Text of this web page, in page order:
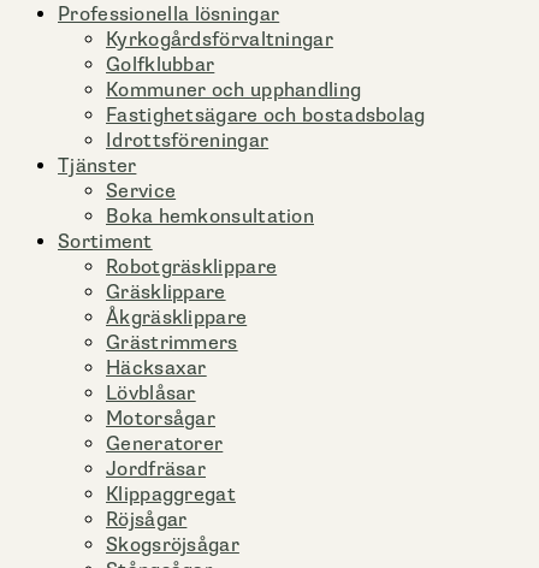
Professionella lösningar
Kyrkogårdsförvaltningar
Golfklubbar
Kommuner och upphandling
Fastighetsägare och bostadsbolag
Idrottsföreningar
Tjänster
Service
Boka hemkonsultation
Sortiment
Robotgräsklippare
Gräsklippare
Åkgräsklippare
Grästrimmers
Häcksaxar
Lövblåsar
Motorsågar
Generatorer
Jordfräsar
Klippaggregat
Röjsågar
Skogsröjsågar